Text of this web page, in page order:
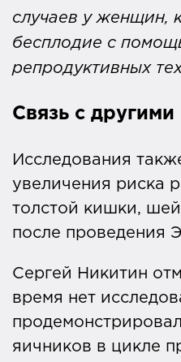
случаев у женщин,
бесплодие с
репродуктивных
Связь с
Исследования
увеличения риска
толстой кишки,
после проведения
Сергей Никитин
время нет
яичников в цикле